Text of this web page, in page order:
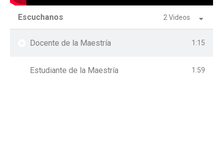
Escuchanos 2 Videos
Docente de la Maestría 1:15
Estudiante de la Maestría 1:59